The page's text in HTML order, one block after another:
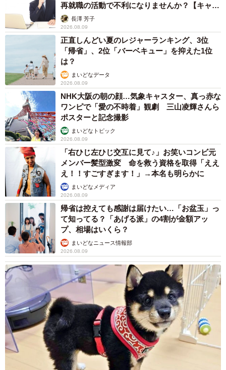
だが、その中で目に留まったのが高校生の頃に描いた漫
画。実はとらじろうさん、高3の頃に漫画を描いており、漫
画賞を受賞した経験がある。当時は担当の編集者がついた
が、価値観が合わず、漫画が描けなくなってしまい、1年ほ
どでペンを置いたのだ。
再就職の活動で不利になりませんか？【キャリ
アカウンセラーが解説】
長澤 芳子
2026.08.09
正直しんどい夏のレジャーランキング、3位
「帰省」、2位「バーベキュー」を抑えた1位
は？
まいどなデータ
2026.08.09
NHK大阪の朝の顔…気象キャスター、真っ赤な
ワンピで「愛の不時着」観劇 三山凌輝さんら
ポスターと記念撮影
まいどなトピック
2026.08.09
「右ひじ左ひじ交互に見て♪」お笑いコンビ元
メンバー髪型激変 命を救う資格を取得「ええ
え！！すごすぎます！」→本名も明らかに
まいどなメディア
2026.08.09
帰省は控えても感謝は届けたい…「お盆玉」っ
て知ってる？「あげる派」の4割が金額アッ
プ、相場はいくら？
まいどなニュース情報部
2026.08.09